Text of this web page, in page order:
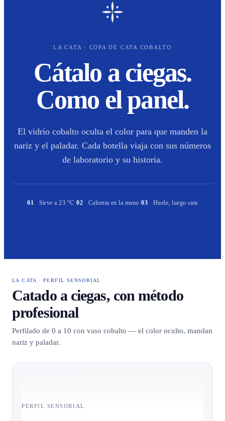
LA CATA · COPA DE CATA COBALTO
Cátalo a ciegas.
Como el panel.
El vidrio cobalto oculta el color para que manden la
nariz y el paladar. Cada botella viaja con sus números
de laboratorio y su historia.
01 Sirve a 23 °C·02 Calienta en la mano·03 Huele, luego cata
LA CATA · PERFIL SENSORIAL
Catado a ciegas, con método
profesional
Perfilado de 0 a 10 con vaso cobalto — el color oculto, mandan
nariz y paladar.
PERFIL SENSORIAL